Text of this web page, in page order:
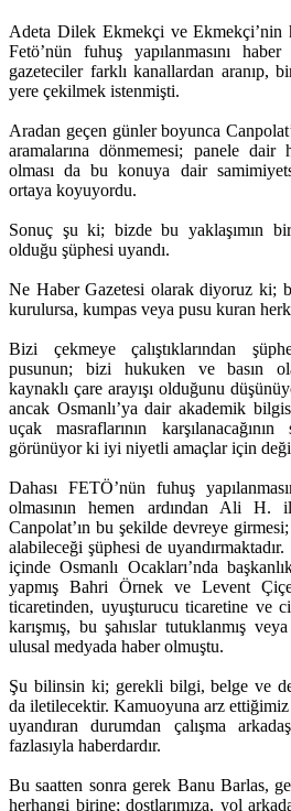
Adeta Dilek Ekmekçi ve Ekmekçi’nin
Fetö’nün fuhuş yapılanmasını
gazeteciler farklı kanallardan aranıp,
yere çekilmek istenmişti.
Aradan geçen günler boyunca
aramalarına dönmemesi; panele
olması da bu konuya dair
ortaya koyuyordu.
Sonuç şu ki; bizde bu yaklaşımın
olduğu şüphesi uyandı.
Ne Haber Gazetesi olarak diyoruz ki;
kurulursa, kumpas veya pusu kuran
Bizi çekmeye çalıştıklarından
pusunun; bizi hukuken ve basın
kaynaklı çare arayışı olduğunu
ancak Osmanlı’ya dair akademik
uçak masraflarının
görünüyor ki iyi niyetli amaçlar için
Dahası FETÖ’nün fuhuş
olmasının hemen ardından Ali H.
Canpolat’ın bu şekilde devreye
alabileceği şüphesi de
içinde Osmanlı Ocakları’nda
yapmış Bahri Örnek ve Levent
ticaretinden, uyuşturucu ticaretine ve
karışmış, bu şahıslar tutuklanmış
ulusal medyada haber olmuştu.
Şu bilinsin ki; gerekli bilgi, belge ve
da iletilecektir. Kamuoyuna arz
uyandıran durumdan çalışma
fazlasıyla haberdardır.
Bu saatten sonra gerek Banu Barlas,
herhangi birine; dostlarımıza, yol